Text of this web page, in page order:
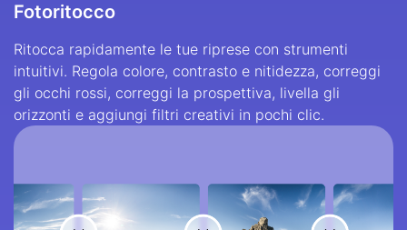
Fotoritocco
Ritocca rapidamente le tue riprese con strumenti
intuitivi. Regola colore, contrasto e nitidezza, correggi
gli occhi rossi, correggi la prospettiva, livella gli
orizzonti e aggiungi filtri creativi in pochi clic.